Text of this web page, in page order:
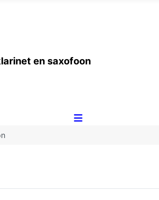
en saxofoon